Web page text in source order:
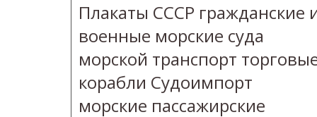
Плакаты СССР гражданские
военные морские суда
морской транспорт
корабли Судоимпорт
морские пассажирские